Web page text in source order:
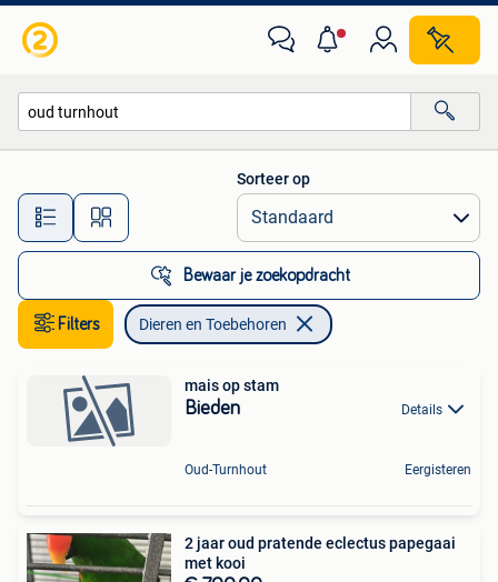
Alle afstanden…
Sorteer op
Bewaar je zoekopdracht
Filters Dieren en Toebehoren
mais op stam
Bieden Details
Oud-Turnhout Eergisteren
2 jaar oud pratende eclectus papegaai
met kooi